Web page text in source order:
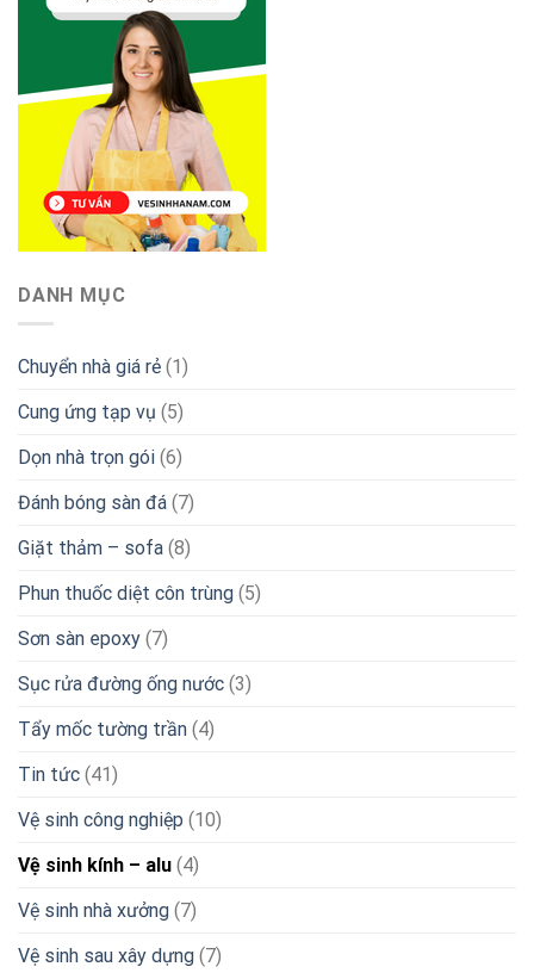
DANH MỤC
Chuyển nhà giá rẻ (1)
Cung ứng tạp vụ (5)
Dọn nhà trọn gói (6)
Đánh bóng sàn đá (7)
Giặt thảm – sofa (8)
Phun thuốc diệt côn trùng (5)
Sơn sàn epoxy (7)
Sục rửa đường ống nước (3)
Tẩy mốc tường trần (4)
Tin tức (41)
Vệ sinh công nghiệp (10)
Vệ sinh kính – alu (4)
Vệ sinh nhà xưởng (7)
Vệ sinh sau xây dựng (7)